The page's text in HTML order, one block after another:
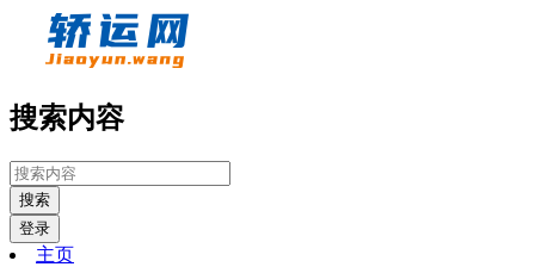
搜索内容
搜索
登录
主页